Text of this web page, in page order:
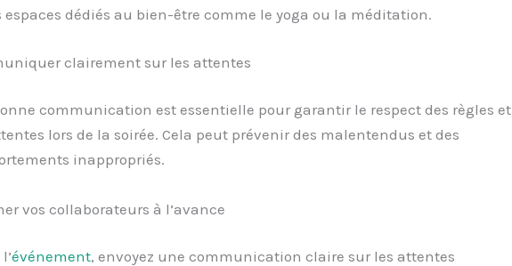
espaces dédiés au bien-être comme le yoga ou la méditation.
clairement sur les attentes
communication est essentielle pour garantir le respect des règles et
lors de la soirée. Cela peut prévenir des malentendus et des
inappropriés.
vos collaborateurs à l’avance
événement, envoyez une communication claire sur les attentes